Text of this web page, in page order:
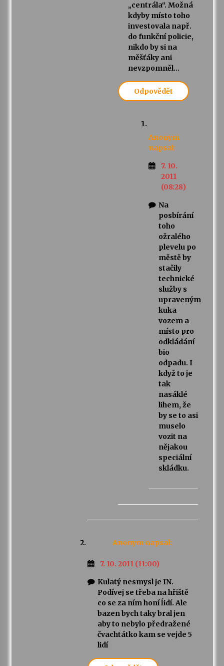
„centrála“. Možná
kdyby místo toho
investovala např.
do funkční policie,
nikdo by si na
měšťáky ani
nevzpomněl…
Odpovědět
Anonym
napsal:
7. 10.
2011
(08:28)
Na
posbírání
toho
ožralého
plevelu po
městě by
stačily
technické
služby s
upraveným
kuka
vozem a
místo pro
odkládání
bio
odpadu. I
když to je
tak
nasáklé
lihem, že
by se to asi
muselo
vozit na
nějakou
speciální
skládku.
Anonym napsal:
7. 10. 2011 (11:00)
Kulatý nesmysl je IN.
Podívej se třeba na hřiště
co se za ním honí ĺidí. Ale
bazen bych taky bral jen
aby to nebylo předražené
čvachtátko kam se vejde 5
lidí